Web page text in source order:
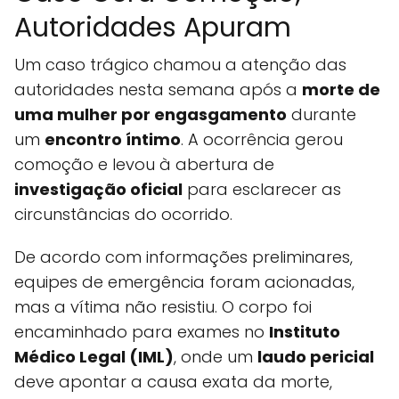
Autoridades Apuram
Um caso trágico chamou a atenção das
autoridades nesta semana após a morte de
uma mulher por engasgamento durante
um encontro íntimo. A ocorrência gerou
comoção e levou à abertura de
investigação oficial para esclarecer as
circunstâncias do ocorrido.
De acordo com informações preliminares,
equipes de emergência foram acionadas,
mas a vítima não resistiu. O corpo foi
encaminhado para exames no Instituto
Médico Legal (IML), onde um laudo pericial
deve apontar a causa exata da morte,